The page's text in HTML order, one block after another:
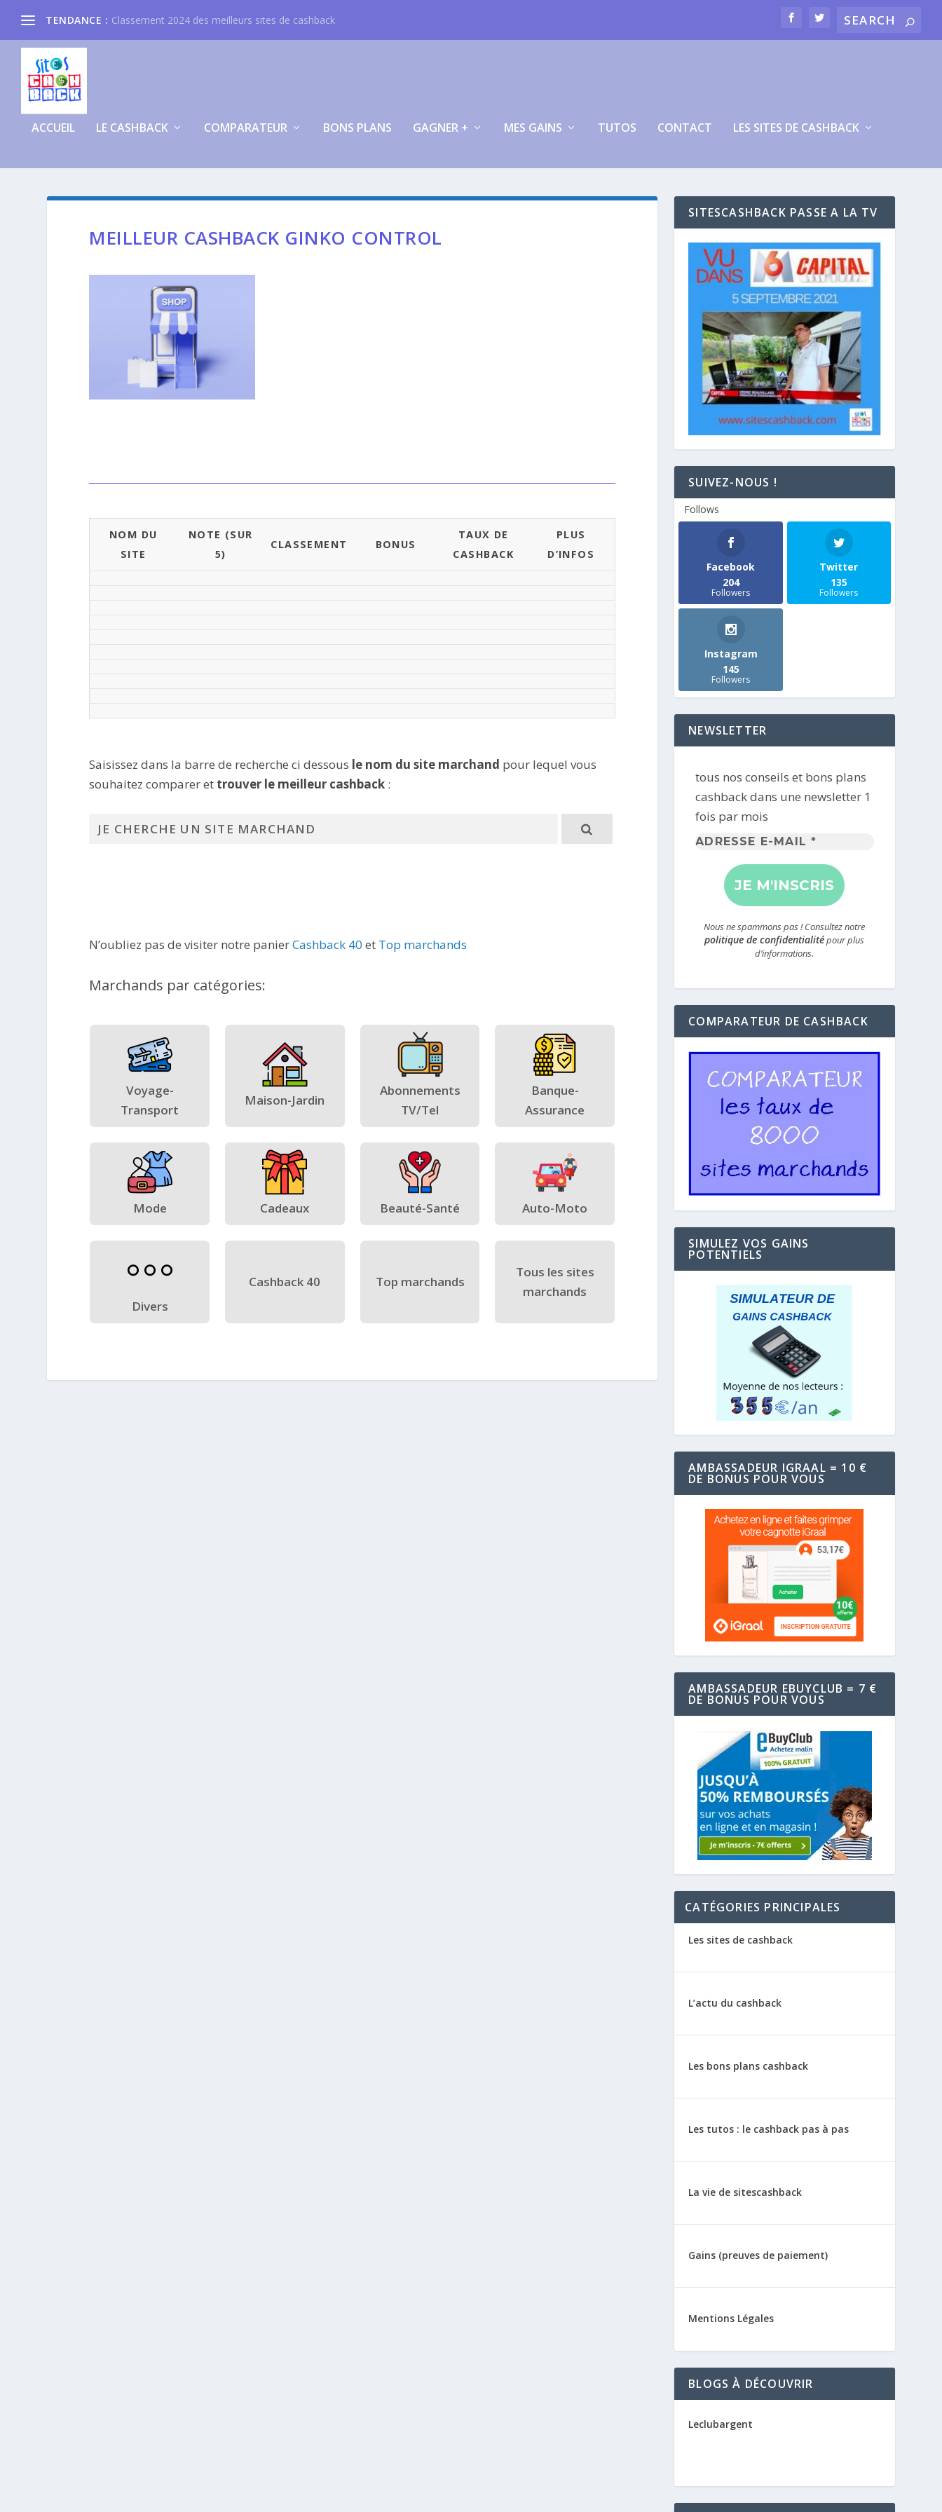
TENDANCE : Classement 2024 des meilleurs sites de cashback
ACCUEIL LE CASHBACK COMPARATEUR BONS PLANS GAGNER + MES GAINS TUTOS CONTACT LES SITES DE CASHBACK
MEILLEUR CASHBACK GINKO CONTROL
NOM DU
SITE
NOTE (SUR
5)
CLASSEMENT BONUS
TAUX DE
CASHBACK
PLUS
D’INFOS
Saisissez dans la barre de recherche ci dessous le nom du site marchand pour lequel vous
souhaitez comparer et trouver le meilleur cashback :
N’oubliez pas de visiter notre panierCashback 40 et Top marchands
Marchands par catégories:
Voyage-
Transport
Maison-Jardin
Abonnements
TV/Tel
Banque-
Assurance
Mode Cadeaux Beauté-Santé Auto-Moto
Divers
Cashback 40 Top marchands
Tous les sites
marchands
SITESCASHBACK PASSE A LA TV
SUIVEZ-NOUS !
Follows
Facebook
204
Followers
Twitter
135
Followers
Instagram
145
Followers
NEWSLETTER
tous nos conseils et bons plans
cashback dans une newsletter 1
fois par mois
Adresse
mail
*
Nous ne spammons pas ! Consultez notre
politique de confidentialitépour plus
d’informations.
COMPARATEUR DE CASHBACK
SIMULEZ VOS GAINS
POTENTIELS
AMBASSADEUR IGRAAL = 10 €
DE BONUS POUR VOUS
AMBASSADEUR EBUYCLUB = 7 €
DE BONUS POUR VOUS
CATÉGORIES PRINCIPALES
Les sites de cashback
L’actu du cashback
Les bons plans cashback
Les tutos : le cashback pas à pas
La vie de sitescashback
Gains (preuves de paiement)
Mentions Légales
BLOGS À DÉCOUVRIR
Leclubargent